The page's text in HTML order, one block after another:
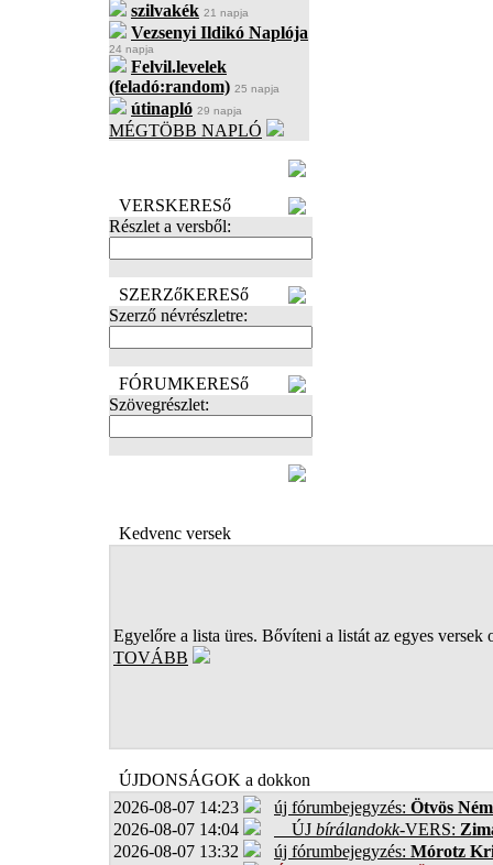
szilvakék 21 napja
Vezsenyi Ildikó Naplója
24 napja
Felvil.levelek
(feladó:random) 25 napja
útinapló 29 napja
MÉGTÖBB NAPLÓ
VERSKERESő
Részlet a versből:
SZERZőKERESő
Szerző névrészletre:
FÓRUMKERESő
Szövegrészlet:
Kedvenc versek
Egyelőre a lista üres. Bővíteni a listát az egyes versek
TOVÁBB
ÚJDONSÁGOK a dokkon
2026-08-07 14:23
új fórumbejegyzés: Ötvös
2026-08-07 14:04
ÚJ bírálandokk-VERS:
2026-08-07 13:32
új fórumbejegyzés: Mórotz